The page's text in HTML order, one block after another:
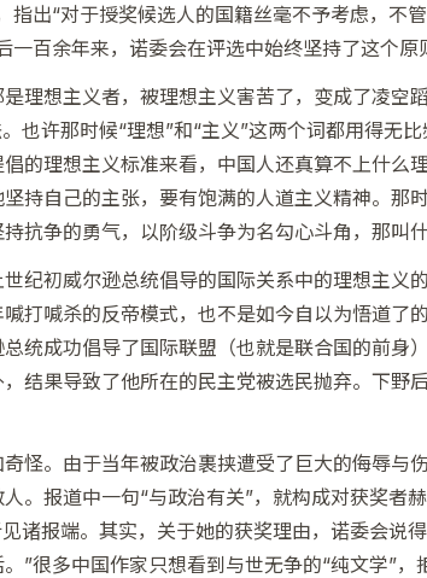
指出“对于授奖候选人的国籍丝毫不予考虑，不
百余年来，诺委会在评选中始终坚持了这个原
理想主义者，被理想主义害苦了，变成了凌空
也许那时候“理想”和“主义”这两个词都用得无
的理想主义标准来看，中国人还真算不上什么
持自己的主张，要有饱满的人道主义精神。那
抗争的勇气，以阶级斗争为名勾心斗角，那叫
纪初威尔逊总统倡导的国际关系中的理想主义
打喊杀的反帝模式，也不是如今自以为悟道了
统成功倡导了国际联盟（也就是联合国的前身
结果导致了他所在的民主党被选民抛弃。下野
怪。由于当年被政治裹挟遭受了巨大的侮辱与
。报道中一句“与政治有关”，就构成对获奖者
诸报端。其实，关于她的获奖理由，诺委会说
”很多中国作家只想看到与世无争的“纯文学”，